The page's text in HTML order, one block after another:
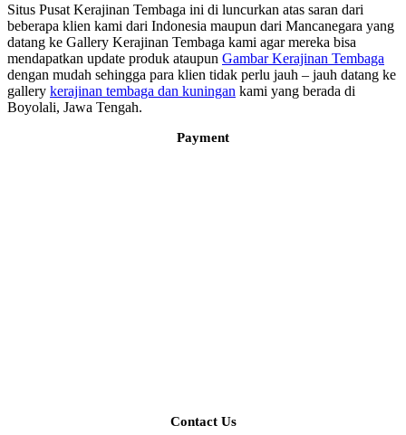
Situs Pusat Kerajinan Tembaga ini di luncurkan atas saran dari
beberapa klien kami dari Indonesia maupun dari Mancanegara yang
datang ke Gallery Kerajinan Tembaga kami agar mereka bisa
mendapatkan update produk ataupun Gambar Kerajinan Tembaga
dengan mudah sehingga para klien tidak perlu jauh – jauh datang ke
gallery kerajinan tembaga dan kuningan kami yang berada di
Boyolali, Jawa Tengah.
Payment
Contact Us